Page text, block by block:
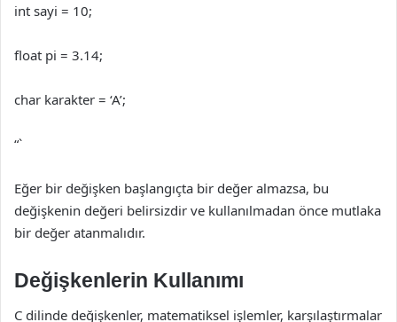
int sayi = 10;
float pi = 3.14;
char karakter = ‘A’;
“`
Eğer bir değişken başlangıçta bir değer almazsa, bu
değişkenin değeri belirsizdir ve kullanılmadan önce mutlaka
bir değer atanmalıdır.
Değişkenlerin Kullanımı
C dilinde değişkenler, matematiksel işlemler, karşılaştırmalar